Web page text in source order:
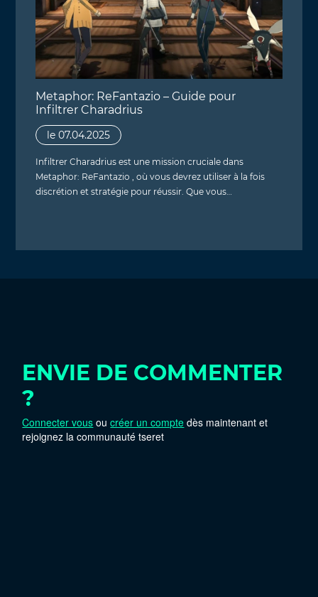
Metaphor: ReFantazio – Guide pour
Infiltrer Charadrius
le 07.04.2025
Infiltrer Charadrius est une mission cruciale dans
Metaphor: ReFantazio , où vous devrez utiliser à la fois
discrétion et stratégie pour réussir. Que vous…
ENVIE DE COMMENTER
?
Connecter vous oucréer un compte dès maintenant et
rejoignez la communauté tseret